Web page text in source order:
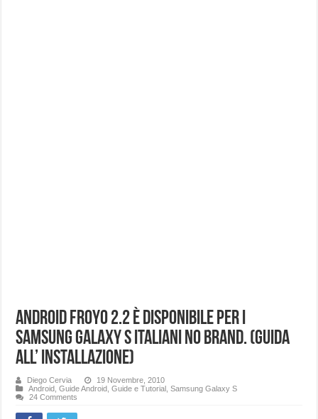
Android Froyo 2.2 è disponibile per i
Samsung Galaxy S Italiani No Brand. (Guida
all’ installazione)
Diego Cervia
19 Novembre, 2010
Android ,Guide Android ,Guide e Tutorial ,Samsung Galaxy S
24 Comments